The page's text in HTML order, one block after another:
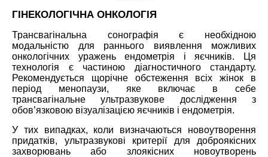
ГІНЕКОЛОГІЧНА ОНКОЛОГІЯ
Трансвагінальна сонографія є необхідною
модальністю для раннього виявлення можливих
онкологічних уражень ендометрія і яєчників. Ця
технологія є частиною діагностичного стандарту.
Рекомендується щорічне обстеження всіх жінок в
період менопаузи, яке включає в себе
трансвагінальне ультразвукове дослідження з
обов’язковою візуалізацією яєчників і ендометрія.
У тих випадках, коли визначаються новоутворення
придатків, ультразвукові критерії для доброякісних
захворювань або злоякісних новоутворень